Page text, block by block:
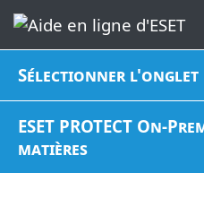
Sélectionner l'onglet
ESET PROTECT On-
matières